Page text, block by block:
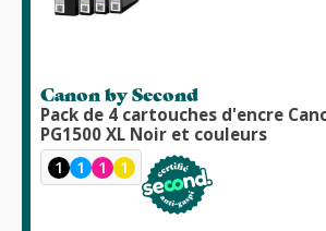
Canon by Second
Pack de 4 cartouches d'encre Canon by Second
PG1500 XL Noir et couleurs
1 1 1 1